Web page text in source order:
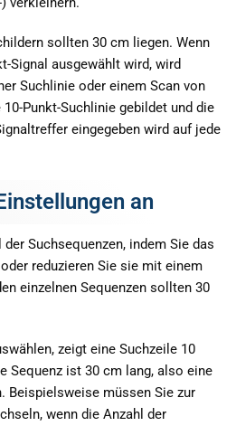
sollten 30 cm liegen. Wenn
Signal ausgewählt wird, wird
Suchlinie oder einem Scan von
Punkt-Suchlinie gebildet und die
eingegeben wird auf jede
an
Suchsequenzen, indem Sie das
reduzieren Sie sie mit einem
einzelnen Sequenzen sollten 30
zeigt eine Suchzeile 10
Sequenz ist 30 cm lang, also eine
Beispielsweise müssen Sie zur
wenn die Anzahl der